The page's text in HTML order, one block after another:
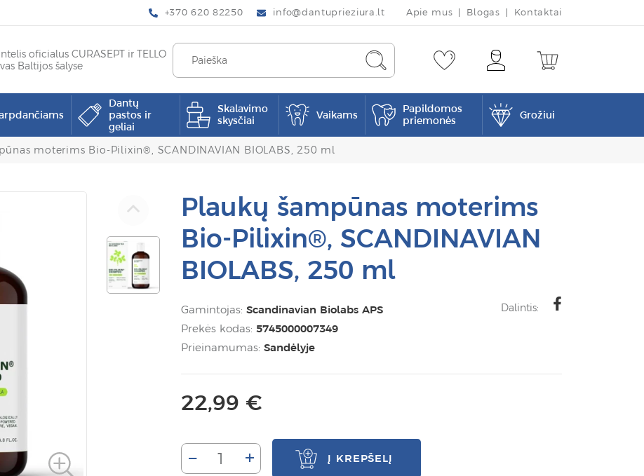
+370 620 82250 info@dantuprieziura.lt Apie mus Blogas Kontaktai
oficialus CURASEPT ir TELLO
Baltijos šalyse
Dantų
pastos ir
geliai
Skalavimo
skysčiai
Vaikams
Papildomos
priemonės
Grožiui
moterims Bio-Pilixin®, SCANDINAVIAN BIOLABS, 250 ml
Plaukų šampūnas moterims
Bio-Pilixin®, SCANDINAVIAN
BIOLABS, 250 ml
Gamintojas: Scandinavian Biolabs APS
Prekės kodas: 5745000007349
Prieinamumas: Sandėlyje
Dalintis:
22,99 €
– + Į KREPŠELĮ